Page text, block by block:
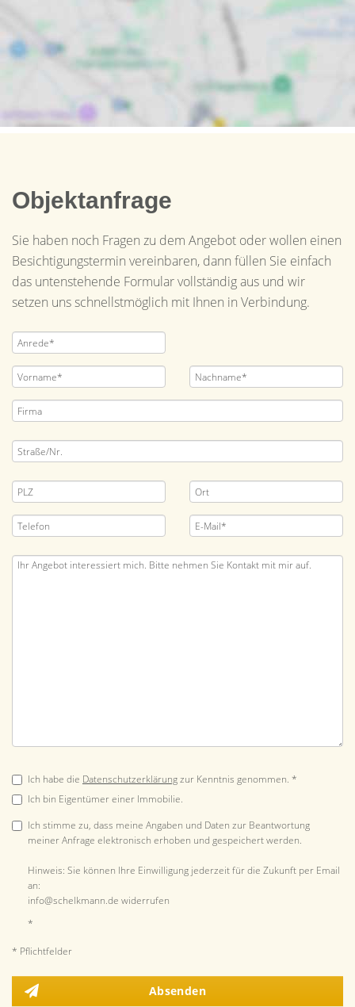
Objektanfrage
Sie haben noch Fragen zu dem Angebot oder wollen einen
Besichtigungstermin vereinbaren, dann füllen Sie einfach
das untenstehende Formular vollständig aus und wir
setzen uns schnellstmöglich mit Ihnen in Verbindung.
Ich habe die Datenschutzerklärungzur Kenntnis genommen. *
Ich bin Eigentümer einer Immobilie.
Ich stimme zu, dass meine Angaben und Daten zur Beantwortung
meiner Anfrage elektronisch erhoben und gespeichert werden.
Hinweis: Sie können Ihre Einwilligung jederzeit für die Zukunft per Email
an:
info@schelkmann.de widerrufen
*
* Pflichtfelder
Absenden